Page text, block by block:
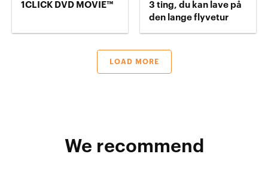
1CLICK DVD MOVIE™
3 ting, du kan lave på
den lange flyvetur
LOAD MORE
We recommend